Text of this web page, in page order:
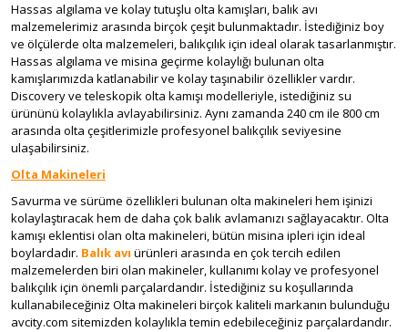
Hassas algılama ve kolay tutuşlu olta kamışları, balık avı
malzemelerimiz arasında birçok çeşit bulunmaktadır. İstediğiniz boy
ve ölçülerde olta malzemeleri, balıkçılık için ideal olarak tasarlanmıştır.
Hassas algılama ve misina geçirme kolaylığı bulunan olta
kamışlarımızda katlanabilir ve kolay taşınabilir özellikler vardır.
Discovery ve teleskopik olta kamışı modelleriyle, istediğiniz su
ürününü kolaylıkla avlayabilirsiniz. Aynı zamanda 240 cm ile 800 cm
arasında olta çeşitlerimizle profesyonel balıkçılık seviyesine
ulaşabilirsiniz.
Olta Makineleri
Savurma ve sürüme özellikleri bulunan olta makineleri hem işinizi
kolaylaştıracak hem de daha çok balık avlamanızı sağlayacaktır. Olta
kamışı eklentisi olan olta makineleri, bütün misina ipleri için ideal
boylardadır. Balık avı ürünleri arasında en çok tercih edilen
malzemelerden biri olan makineler, kullanımı kolay ve profesyonel
balıkçılık için önemli parçalardandır. İstediğiniz su koşullarında
kullanabileceğiniz Olta makineleri birçok kaliteli markanın bulunduğu
avcity.com sitemizden kolaylıkla temin edebileceğiniz parçalardandır.